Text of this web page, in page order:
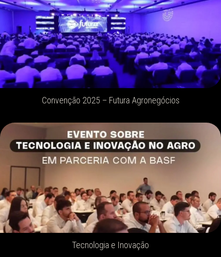
Convenção 2025 – Futura Agronegócios
Tecnologia e Inovação